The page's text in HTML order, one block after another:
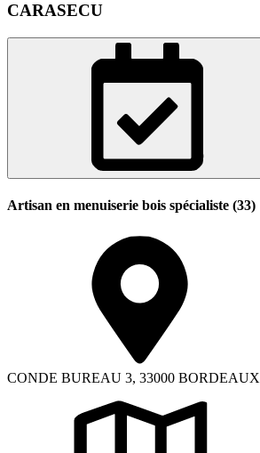
CARASECU
Artisan en menuiserie bois spécialiste (33)
CONDE BUREAU 3, 33000 BORDEAUX